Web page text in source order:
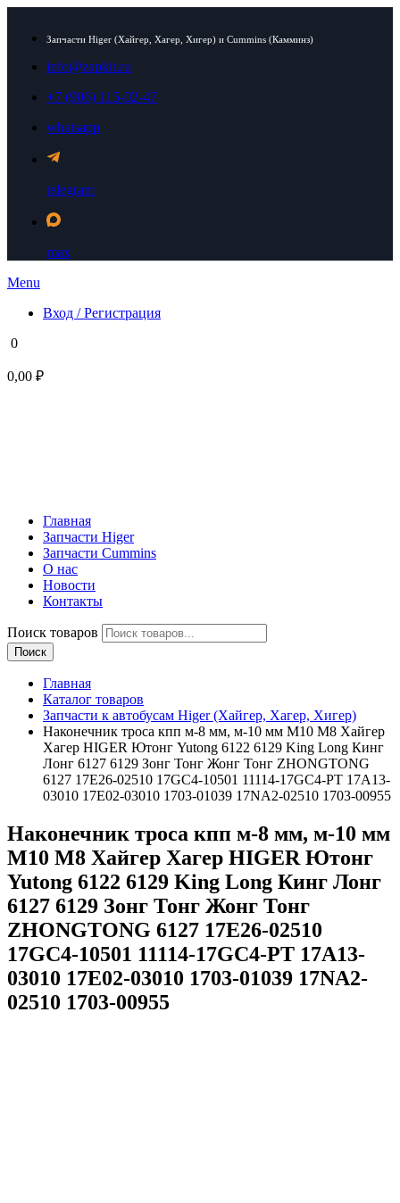
Запчасти Higer (Хайгер, Хагер, Хигер) и Cummins (Камминз)
info@zapkit.ru
+7 (906) 115-02-47
whatsapp
telegram
max
Menu
Вход / Регистрация
0
0,00 ₽
Главная
Запчасти Higer
Запчасти Cummins
О нас
Новости
Контакты
Поиск товаров
Поиск
Главная
Каталог товаров
Запчасти к автобусам Higer (Хайгер, Хагер, Хигер)
Наконечник троса кпп м-8 мм, м-10 мм M10 M8 Хайгер
Хагер HIGER Ютонг Yutong 6122 6129 King Long Кинг
Лонг 6127 6129 Зонг Тонг Жонг Тонг ZHONGTONG
6127 17E26-02510 17GC4-10501 11114-17GC4-PT 17A13-
03010 17E02-03010 1703-01039 17NA2-02510 1703-00955
Наконечник троса кпп м-8 мм, м-10 мм
M10 M8 Хайгер Хагер HIGER Ютонг
Yutong 6122 6129 King Long Кинг Лонг
6127 6129 Зонг Тонг Жонг Тонг
ZHONGTONG 6127 17E26-02510
17GC4-10501 11114-17GC4-PT 17A13-
03010 17E02-03010 1703-01039 17NA2-
02510 1703-00955